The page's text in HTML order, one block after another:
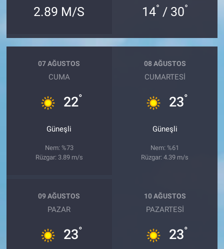
2.89 M/S 14° / 30°
07 AĞUSTOS
CUMA
22°
Güneşli
Nem: %73
Rüzgar: 3.89 m/s
08 AĞUSTOS
CUMARTESI
23°
Güneşli
Nem: %61
Rüzgar: 4.39 m/s
09 AĞUSTOS
PAZAR
23°
10 AĞUSTOS
PAZARTESI
23°